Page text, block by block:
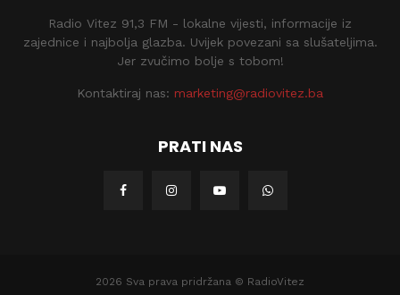
Radio Vitez 91,3 FM - lokalne vijesti, informacije iz
zajednice i najbolja glazba. Uvijek povezani sa slušateljima.
Jer zvučimo bolje s tobom!
Kontaktiraj nas: marketing@radiovitez.ba
PRATI NAS
2026 Sva prava pridržana © RadioVitez